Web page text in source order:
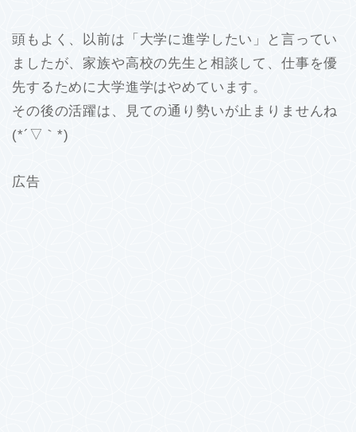
頭もよく、以前は「大学に進学したい」と言ってい
ましたが、家族や高校の先生と相談して、仕事を優
先するために大学進学はやめています。
その後の活躍は、見ての通り勢いが止まりませんね
(*´▽｀*)
広告